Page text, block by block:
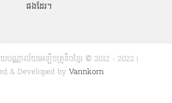
ផងដែរ។
យបណ្ណាល័យអេឡិចត្រូនិចខ្មែរ © 2012 - 2022 |
& Developed by Vannkorn